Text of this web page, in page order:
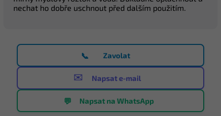
nechat ho dobře uschnout před dalším použitím.
📞 Zavolat
✉️ Napsat e-mail
💬 Napsat na WhatsApp